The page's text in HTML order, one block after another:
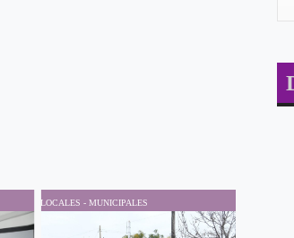
LOCALES - MUNICIPALES